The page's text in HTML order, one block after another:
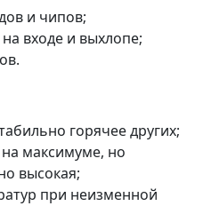
и чипов;
входе и выхлопе;
горячее других;
на максимуме, но
высокая;
при неизменной